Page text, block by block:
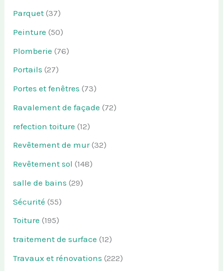
Parquet (37)
Peinture (50)
Plomberie (76)
Portails (27)
Portes et fenêtres (73)
Ravalement de façade (72)
refection toiture (12)
Revêtement de mur(32)
Revêtement sol (148)
salle de bains (29)
Sécurité (55)
Toiture (195)
traitement de surface (12)
Travaux et rénovations (222)